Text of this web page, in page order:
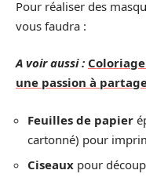
Pour réaliser des
vous faudra :
A voir aussi :
une passion à
Feuilles de papier
cartonné) pour
Ciseaux pour